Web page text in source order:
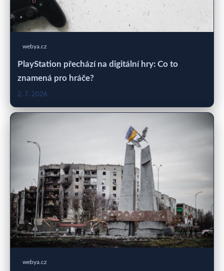
webya.cz
PlayStation přechází na digitální hry: Co to
znamená pro hráče?
2. 7. 2026
webya.cz